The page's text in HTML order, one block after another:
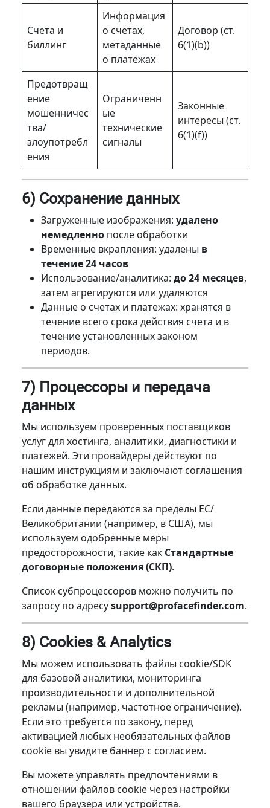
Счета и
биллинг
Информация
о счетах,
метаданные
о платежах
Договор (ст.
6(1)(b))
Предотвращ
ение
мошенничес
тва/
злоупотребл
ения
Ограниченн
ые
технические
сигналы
Законные
интересы (ст.
6(1)(f))
6) Сохранение данных
Загруженные изображения: удалено
немедленнопосле обработки
Временные вкрапления: удалены в
течение 24 часов
Использование/аналитика: до 24 месяцев,
затем агрегируются или удаляются
Данные о счетах и платежах: хранятся в
течение всего срока действия счета и в
течение установленных законом
периодов.
7) Процессоры и передача
данных
Мы используем проверенных поставщиков
услуг для хостинга, аналитики, диагностики и
платежей. Эти провайдеры действуют по
нашим инструкциям и заключают соглашения
об обработке данных.
Если данные передаются за пределы ЕС/
Великобритании (например, в США), мы
используем одобренные меры
предосторожности, такие как Стандартные
договорные положения (СКП).
Список субпроцессоров можно получить по
запросу по адресуsupport@profacefinder.com.
8) Cookies & Analytics
Мы можем использовать файлы cookie/SDK
для базовой аналитики, мониторинга
производительности и дополнительной
рекламы (например, частотное ограничение).
Если это требуется по закону, перед
активацией любых необязательных файлов
cookie вы увидите баннер с согласием.
Вы можете управлять предпочтениями в
отношении файлов cookie через настройки
вашего браузера или устройства.